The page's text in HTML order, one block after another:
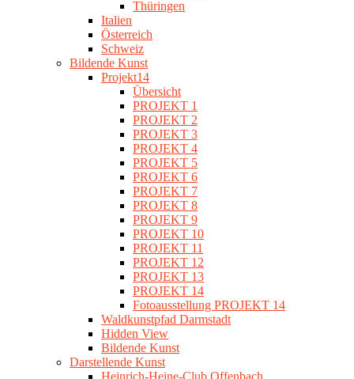
Thüringen
Italien
Österreich
Schweiz
Bildende Kunst
Projekt14
Übersicht
PROJEKT 1
PROJEKT 2
PROJEKT 3
PROJEKT 4
PROJEKT 5
PROJEKT 6
PROJEKT 7
PROJEKT 8
PROJEKT 9
PROJEKT 10
PROJEKT 11
PROJEKT 12
PROJEKT 13
PROJEKT 14
Fotoausstellung PROJEKT 14
Waldkunstpfad Darmstadt
Hidden View
Bildende Kunst
Darstellende Kunst
Heinrich-Heine-Club Offenbach